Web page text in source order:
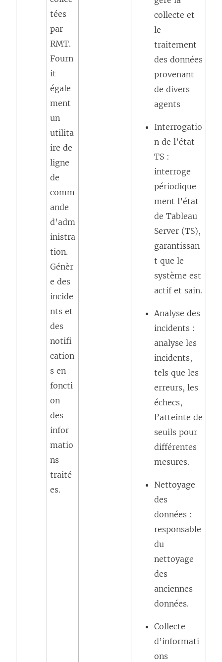
tées
par
RMT.
Fourn
it
égale
ment
un
utilita
ire de
ligne
de
comm
ande
d’adm
inistra
tion.
Génèr
e des
incide
nts et
des
notifi
cation
s en
foncti
on
des
infor
matio
ns
traité
es.
collecte et
le
traitement
des données
provenant
de divers
agents
Interrogatio
n de l’état
TS :
interroge
périodique
ment l’état
de Tableau
Server (TS),
garantissan
t que le
système est
actif et sain.
Analyse des
incidents :
analyse les
incidents,
tels que les
erreurs, les
échecs,
l’atteinte de
seuils pour
différentes
mesures.
Nettoyage
des
données :
responsable
du
nettoyage
des
anciennes
données.
Collecte
d’informati
ons